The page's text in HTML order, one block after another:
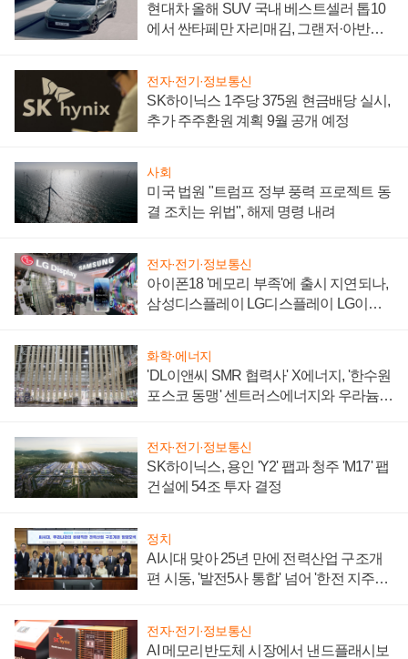
현대차 올해 SUV 국내 베스트셀러 톱10
에서 싼타페만 자리매김, 그랜저·아반떼
전자·전기·정보통신
SK하이닉스 1주당 375원 현금배당 실시,
추가 주주환원 계획 9월 공개 예정
사회
미국 법원 "트럼프 정부 풍력 프로젝트 동
결 조치는 위법", 해제 명령 내려
전자·전기·정보통신
아이폰18 '메모리 부족'에 출시 지연되나,
삼성디스플레이 LG디스플레이 LG이노
화학·에너지
'DL이앤씨 SMR 협력사' X에너지, '한수원
포스코 동맹' 센트러스에너지와 우라늄
전자·전기·정보통신
SK하이닉스, 용인 'Y2' 팹과 청주 'M17' 팹
건설에 54조 투자 결정
정치
AI시대 맞아 25년 만에 전력산업 구조개
편 시동, '발전5사 통합' 넘어 '한전 지주사'
전자·전기·정보통신
AI 메모리반도체 시장에서 낸드플래시보